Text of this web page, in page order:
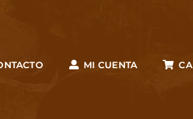
MI CUENTA